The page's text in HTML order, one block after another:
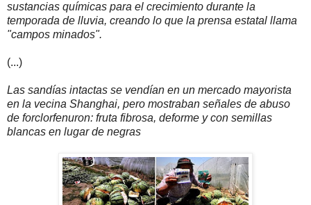
sustancias químicas para el crecimiento durante la
temporada de lluvia, creando lo que la prensa estatal llama
"campos minados".
(...)
Las sandías intactas se vendían en un mercado mayorista
en la vecina Shanghai, pero mostraban señales de abuso
de forclorfenuron: fruta fibrosa, deforme y con semillas
blancas en lugar de negras